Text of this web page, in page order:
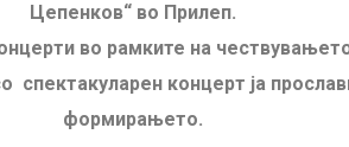
Цепенков“ во Прилеп.
во рамките на чествувањето
спектакуларен концерт ја
формирањето.